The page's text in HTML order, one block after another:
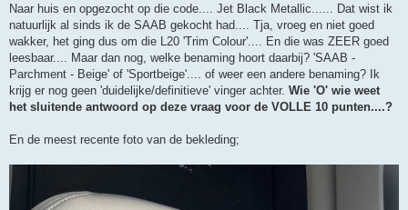
Naar huis en opgezocht op die code.... Jet Black Metallic...... Dat wist ik
natuurlijk al sinds ik de SAAB gekocht had.... Tja, vroeg en niet goed
wakker, het ging dus om die L20 'Trim Colour'.... En die was ZEER goed
leesbaar.... Maar dan nog, welke benaming hoort daarbij? 'SAAB -
Parchment - Beige' of 'Sportbeige'.... of weer een andere benaming? Ik
krijg er nog geen 'duidelijke/definitieve' vinger achter. Wie 'O' wie weet
het sluitende antwoord op deze vraag voor de VOLLE 10 punten....?
En de meest recente foto van de bekleding;